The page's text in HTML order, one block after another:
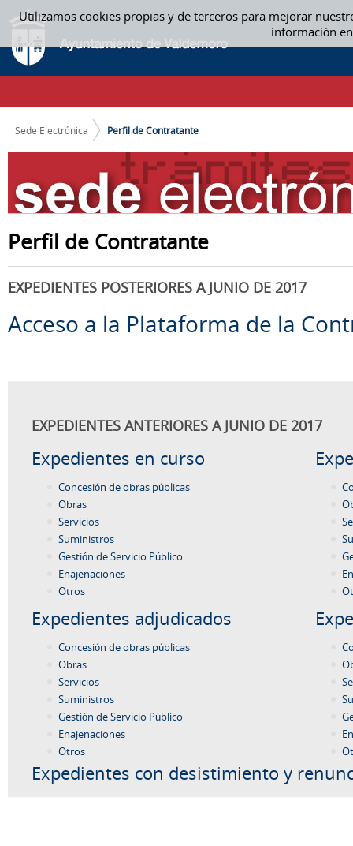
Utilizamos cookies propias y de terceros para mejorar
información
Saltar al contenido
PERFIL DE CONTRATANTE
CAMINO DE MIGAS
Sede Electrónica Perfil de Contratante
Perfil de Contratante
EXPEDIENTES POSTERIORES A JUNIO DE 2017
Acceso a la Plataforma de la
EXPEDIENTES ANTERIORES A JUNIO DE 2017
Expedientes en curso
Concesión de obras públicas
Obras
Servicios
Suministros
Gestión de Servicio Público
Enajenaciones
Otros
Expedientes adjudicados
Concesión de obras públicas
Obras
Servicios
Suministros
Gestión de Servicio Público
Enajenaciones
Otros
Expedientes con desistimiento y